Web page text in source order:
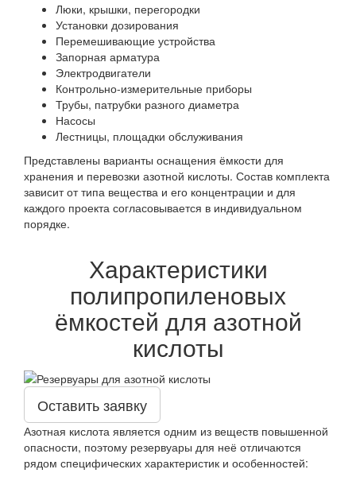
Люки, крышки, перегородки
Установки дозирования
Перемешивающие устройства
Запорная арматура
Электродвигатели
Контрольно-измерительные приборы
Трубы, патрубки разного диаметра
Насосы
Лестницы, площадки обслуживания
Представлены варианты оснащения ёмкости для
хранения и перевозки азотной кислоты. Состав комплекта
зависит от типа вещества и его концентрации и для
каждого проекта согласовывается в индивидуальном
порядке.
Характеристики
полипропиленовых
ёмкостей для азотной
кислоты
Оставить заявку
Азотная кислота является одним из веществ повышенной
опасности, поэтому резервуары для неё отличаются
рядом специфических характеристик и особенностей: